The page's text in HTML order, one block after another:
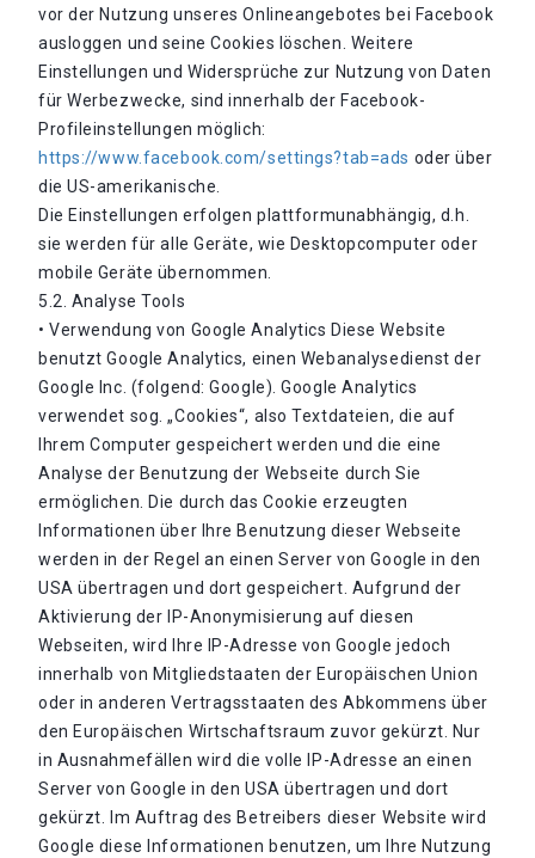
vor der Nutzung unseres Onlineangebotes bei Facebook
ausloggen und seine Cookies löschen. Weitere
Einstellungen und Widersprüche zur Nutzung von Daten
für Werbezwecke, sind innerhalb der Facebook-
Profileinstellungen möglich:
https://www.facebook.com/settings?tab=ads oder über
die US-amerikanische.
Die Einstellungen erfolgen plattformunabhängig, d.h.
sie werden für alle Geräte, wie Desktopcomputer oder
mobile Geräte übernommen.
5.2. Analyse Tools
• Verwendung von Google Analytics Diese Website
benutzt Google Analytics, einen Webanalysedienst der
Google Inc. (folgend: Google). Google Analytics
verwendet sog. „Cookies“, also Textdateien, die auf
Ihrem Computer gespeichert werden und die eine
Analyse der Benutzung der Webseite durch Sie
ermöglichen. Die durch das Cookie erzeugten
Informationen über Ihre Benutzung dieser Webseite
werden in der Regel an einen Server von Google in den
USA übertragen und dort gespeichert. Aufgrund der
Aktivierung der IP-Anonymisierung auf diesen
Webseiten, wird Ihre IP-Adresse von Google jedoch
innerhalb von Mitgliedstaaten der Europäischen Union
oder in anderen Vertragsstaaten des Abkommens über
den Europäischen Wirtschaftsraum zuvor gekürzt. Nur
in Ausnahmefällen wird die volle IP-Adresse an einen
Server von Google in den USA übertragen und dort
gekürzt. Im Auftrag des Betreibers dieser Website wird
Google diese Informationen benutzen, um Ihre Nutzung